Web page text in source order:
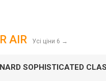
AIR Усі ціни 6 →
SOPHISTICATED